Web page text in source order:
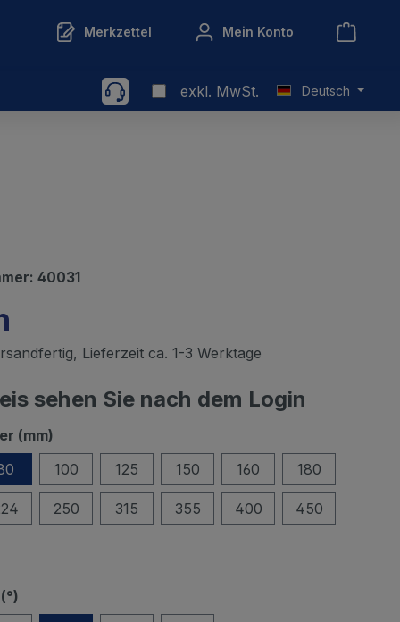
Merkzettel Mein Konto
exkl. MwSt. Deutsch
40031
Lieferzeit ca. 1-3 Werktage
sehen Sie nach dem Login
(mm)
100 125 150 160 180
250 315 355 400 450